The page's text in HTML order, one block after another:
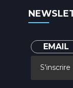
S'inscrire